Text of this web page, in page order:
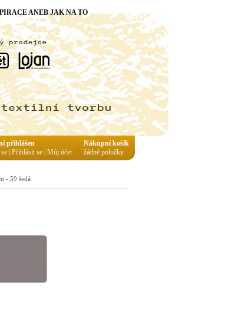
- 59 šedá
ANEB JAK NA TO
Nákupní košík
žádné položky
přihlášen
Přihlásit se Můj účet